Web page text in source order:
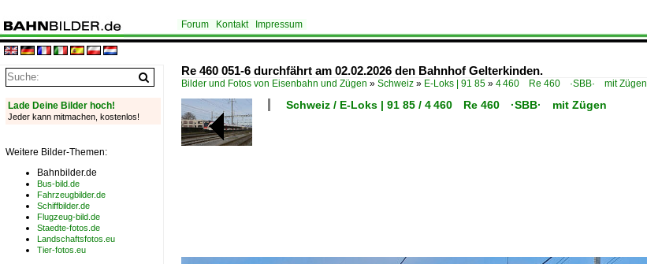
Forum Kontakt Impressum
Re 460 051-6 durchfährt am 02.02.2026 den Bahnhof Gelterkinden.
Bilder und Fotos von Eisenbahn und Zügen » Schweiz » E-Loks | 91 85 » 4 460 Re 460 ·SBB· mit Zügen
Schweiz / E-Loks | 91 85 / 4 460 Re 460 ·SBB· mit Zügen
Lade Deine Bilder hoch!
Jeder kann mitmachen, kostenlos!
Weitere Bilder-Themen:
Bahnbilder.de
Bus-bild.de
Fahrzeugbilder.de
Schiffbilder.de
Flugzeug-bild.de
Staedte-fotos.de
Landschaftsfotos.eu
Tier-fotos.eu